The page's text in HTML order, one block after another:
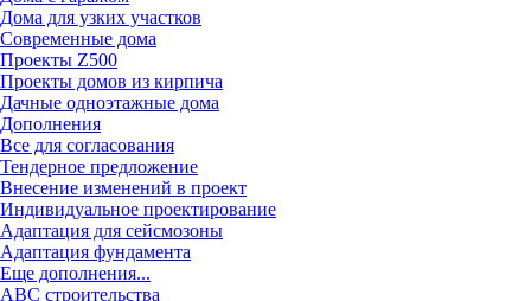
Дома для узких участков
Современные дома
Проекты Z500
Проекты домов из кирпича
Дачные одноэтажные дома
Дополнения
Все для согласования
Тендерное предложение
Внесение изменений в проект
Индивидуальное проектирование
Адаптация для сейсмозоны
Адаптация фундамента
Еще дополнения...
ABC строительства